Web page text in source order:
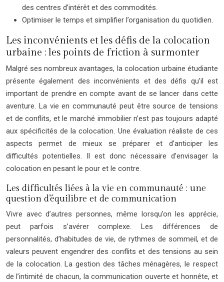
des centres d’intérêt et des commodités.
Optimiser le temps et simplifier l’organisation du quotidien.
Les inconvénients et les défis de la colocation
urbaine : les points de friction à surmonter
Malgré ses nombreux avantages, la colocation urbaine étudiante
présente également des inconvénients et des défis qu’il est
important de prendre en compte avant de se lancer dans cette
aventure. La vie en communauté peut être source de tensions
et de conflits, et le marché immobilier n’est pas toujours adapté
aux spécificités de la colocation. Une évaluation réaliste de ces
aspects permet de mieux se préparer et d’anticiper les
difficultés potentielles. Il est donc nécessaire d’envisager la
colocation en pesant le pour et le contre.
Les difficultés liées à la vie en communauté : une
question d’équilibre et de communication
Vivre avec d’autres personnes, même lorsqu’on les apprécie,
peut parfois s’avérer complexe. Les différences de
personnalités, d’habitudes de vie, de rythmes de sommeil, et de
valeurs peuvent engendrer des conflits et des tensions au sein
de la colocation. La gestion des tâches ménagères, le respect
de l’intimité de chacun, la communication ouverte et honnête, et